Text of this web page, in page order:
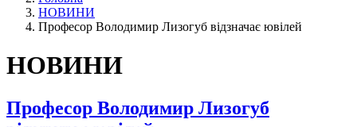
НОВИНИ
Професор Володимир Лизогуб відзначає ювілей
НОВИНИ
Професор Володимир Лизогуб